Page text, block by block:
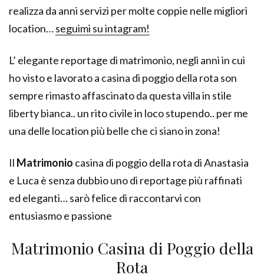
realizza da anni servizi per molte coppie nelle migliori
location…seguimi su intagram!
L’ elegante reportage di matrimonio, negli anni in cui
ho visto e lavorato a casina di poggio della rota son
sempre rimasto affascinato da questa villa in stile
liberty bianca.. un rito civile in loco stupendo.. per me
una delle location più belle che ci siano in zona!
Il Matrimonio casina di poggio della rota di Anastasia
e Luca è senza dubbio uno di reportage più raffinati
ed eleganti… sarò felice di raccontarvi con
entusiasmo e passione
Matrimonio Casina di Poggio della
Rota